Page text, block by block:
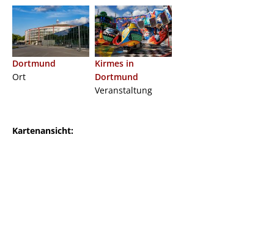
Dortmund
Ort
Kirmes in
Dortmund
Veranstaltung
Kartenansicht: